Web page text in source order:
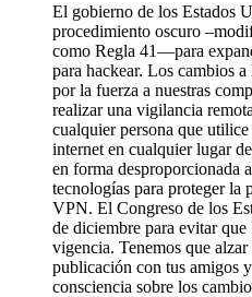
El gobierno de los Estados
procedimiento oscuro
como Regla 41—para
para hackear. Los cambios
por la fuerza a nuestras
realizar una vigilancia
cualquier persona que
internet en cualquier lugar
en forma desproporcionada
tecnologías para proteger
VPN. El Congreso de los
de diciembre para evitar
vigencia. Tenemos que
publicación con tus amigos
consciencia sobre los